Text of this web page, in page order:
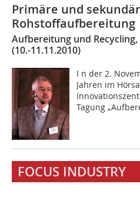
Primäre und
Rohstoffaufbereitung
Aufbereitung und
(10.-11.11.2010)
I n der 2.
Jahren im
Tagung
FOCUS INDUSTRY